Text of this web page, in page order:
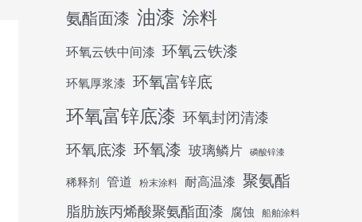
氨酯面漆 油漆 涂料
环氧云铁中间漆 环氧云铁漆
环氧厚浆漆 环氧富锌底
环氧富锌底漆 环氧封闭清漆
环氧底漆 环氧漆 玻璃鳞片 磷酸锌漆
稀释剂 管道 粉末涂料 耐高温漆 聚氨酯
脂肪族丙烯酸聚氨酯面漆 腐蚀 船舶涂料